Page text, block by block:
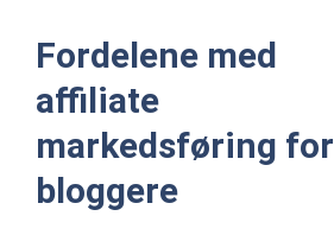
Fordelene med
affiliate
markedsføring for
bloggere